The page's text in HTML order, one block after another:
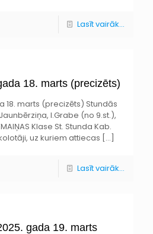
Lasīt vairāk...
18. marts (precizēts)
18. marts (precizēts) Stundās
I.Grabe (no 9.st.),
Klase St. Stunda Kab.
uz kuriem attiecas […]
Lasīt vairāk...
gada 19. marts